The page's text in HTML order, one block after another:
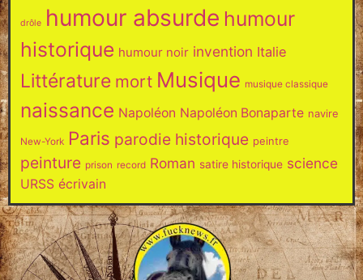
drôle humour absurde humour
historique humour noir invention Italie
Littérature mort Musique musique classique
naissance Napoléon Napoléon Bonaparte navire
New-York Paris parodie historique peintre
peinture prison record Roman satire historique science
URSS écrivain